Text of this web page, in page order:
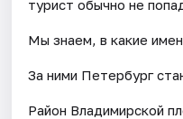
турист обычно не
Мы знаем, в какие
За ними Петербург
Район Владимирской